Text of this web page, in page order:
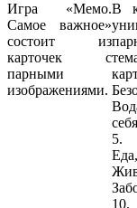
Игра «Мемо.
Самое важное»
состоит из
карточек с
парными
изображениями.
В
5.
10.